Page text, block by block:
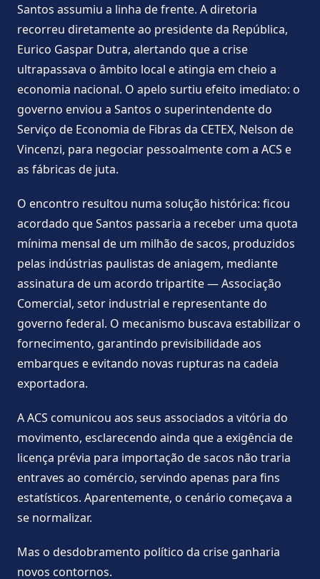
Santos assumiu a linha de frente. A diretoria
recorreu diretamente ao presidente da República,
Eurico Gaspar Dutra, alertando que a crise
ultrapassava o âmbito local e atingia em cheio a
economia nacional. O apelo surtiu efeito imediato: o
governo enviou a Santos o superintendente do
Serviço de Economia de Fibras da CETEX, Nelson de
Vincenzi, para negociar pessoalmente com a ACS e
as fábricas de juta.
O encontro resultou numa solução histórica: ficou
acordado que Santos passaria a receber uma quota
mínima mensal de um milhão de sacos, produzidos
pelas indústrias paulistas de aniagem, mediante
assinatura de um acordo tripartite — Associação
Comercial, setor industrial e representante do
governo federal. O mecanismo buscava estabilizar o
fornecimento, garantindo previsibilidade aos
embarques e evitando novas rupturas na cadeia
exportadora.
A ACS comunicou aos seus associados a vitória do
movimento, esclarecendo ainda que a exigência de
licença prévia para importação de sacos não traria
entraves ao comércio, servindo apenas para fins
estatísticos. Aparentemente, o cenário começava a
se normalizar.
Mas o desdobramento político da crise ganharia
novos contornos.